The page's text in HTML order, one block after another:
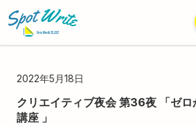
2022年5月18日
クリエイティブ夜会 第36夜 「ゼ
講座 」